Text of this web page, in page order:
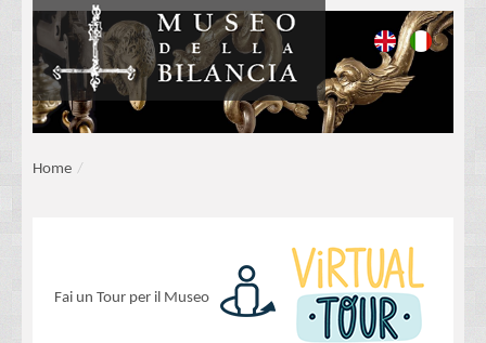
Home /
Fai un Tour per il Museo